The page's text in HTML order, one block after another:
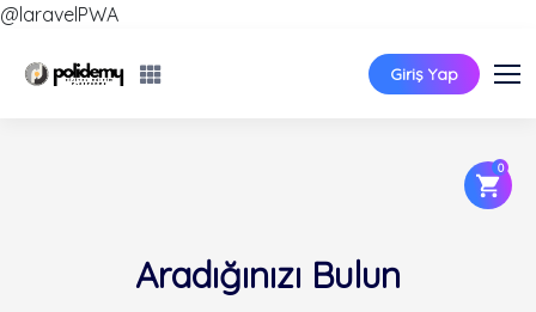
@laravelPWA
Giriş Yap
0
Aradığınızı Bulun